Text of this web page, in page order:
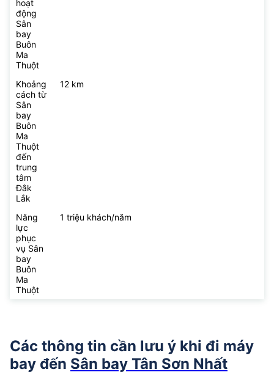
hoạt
động
Sân
bay
Buôn
Ma
Thuột
Khoảng
cách từ
Sân
bay
Buôn
Ma
Thuột
đến
trung
tâm
Đắk
Lắk
12 km
Năng
lực
phục
vụ Sân
bay
Buôn
Ma
Thuột
1 triệu khách/năm
Các thông tin cần lưu ý khi đi máy
bay đến Sân bay Tân Sơn Nhất